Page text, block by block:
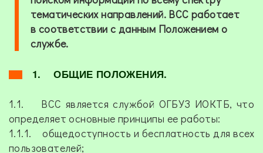
тематических направлений. ВСС работает
в соответствии с данным Положением о
службе.
1. ОБЩИЕ ПОЛОЖЕНИЯ.
1.1. ВСС является службой ОГБУЗ ИОКТБ, что
определяет основные принципы ее работы:
1.1.1. общедоступность и бесплатность для всех
пользователей;